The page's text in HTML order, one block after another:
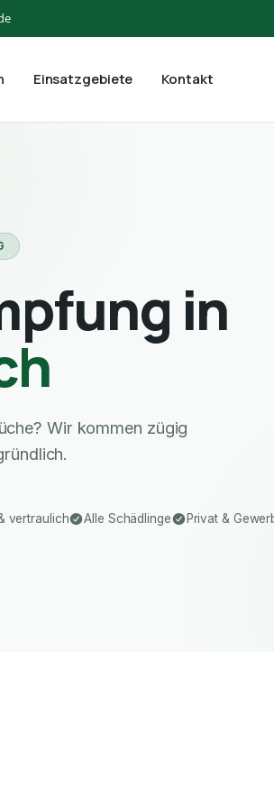
Einsatzgebiete Kontakt
in
Wir kommen zügig
vertraulich Alle Schädlinge Privat &